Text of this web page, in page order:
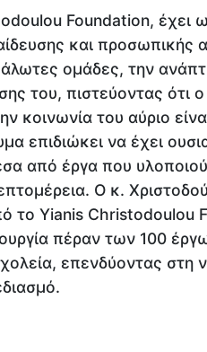
Foundation, έχει
και προσωπικής
ομάδες, την
του, πιστεύοντας ότι
κοινωνία του αύριο
επιδιώκει να έχει
από έργα που
Ο κ.
το Yianis Christodoulou
πέραν των 100
επενδύοντας στη